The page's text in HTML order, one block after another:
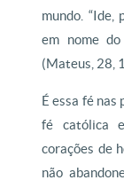
mundo. “Ide,
em nome
(Mateus, 28,
É essa fé nas
fé católica
corações de
não